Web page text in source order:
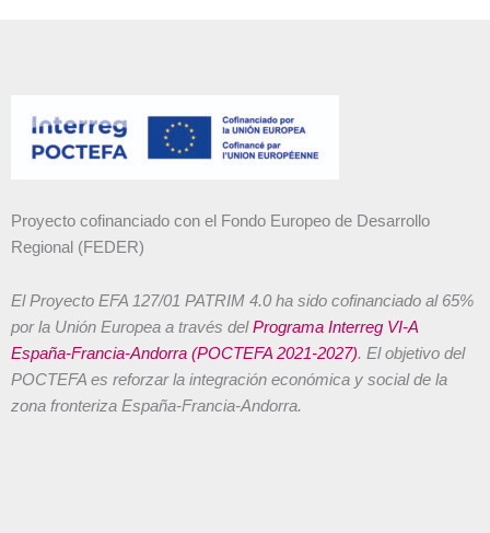
Proyecto cofinanciado con el Fondo Europeo de Desarrollo
Regional (FEDER)
El Proyecto EFA 127/01 PATRIM 4.0 ha sido cofinanciado al 65%
por la Unión Europea a través delPrograma Interreg VI-A
España-Francia-Andorra (POCTEFA 2021-2027). El objetivo del
POCTEFA es reforzar la integración económica y social de la
zona fronteriza España-Francia-Andorra.